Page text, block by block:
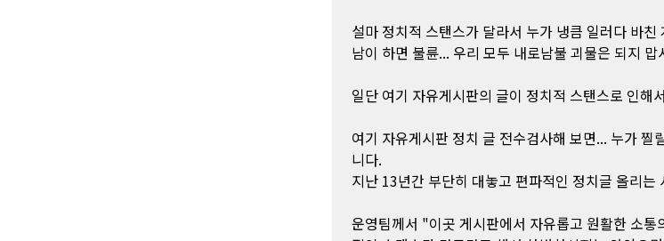
설마 정치적 스탠스가 달라서 누가 냉큼 일러다 바친
남이 하면 불륜... 우리 모두 내로남불 괴물은 되지 맙
일단 여기 자유게시판의 글이 정치적 스탠스로 인해
여기 자유게시판 정치 글 전수검사해 보면... 누가 찔
니다.
지난 13년간 부단히 대놓고 편파적인 정치글 올리는
운영팀께서 "이곳 게시판에서 자유롭고 원활한 소